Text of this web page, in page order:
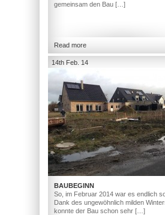
gemeinsam den Bau […]
Read more
14th Feb. 14
BAUBEGINN
So, im Februar 2014 war es endlich
Dank des ungewöhnlich milden
konnte der Bau schon sehr […]